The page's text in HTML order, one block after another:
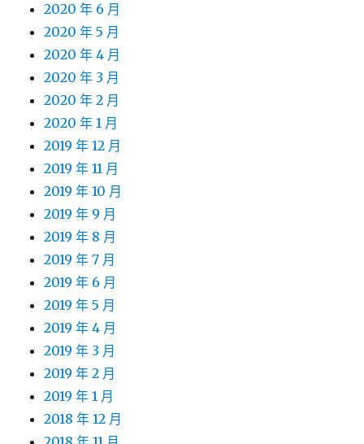
2020 年 6 月
2020 年 5 月
2020 年 4 月
2020 年 3 月
2020 年 2 月
2020 年 1 月
2019 年 12 月
2019 年 11 月
2019 年 10 月
2019 年 9 月
2019 年 8 月
2019 年 7 月
2019 年 6 月
2019 年 5 月
2019 年 4 月
2019 年 3 月
2019 年 2 月
2019 年 1 月
2018 年 12 月